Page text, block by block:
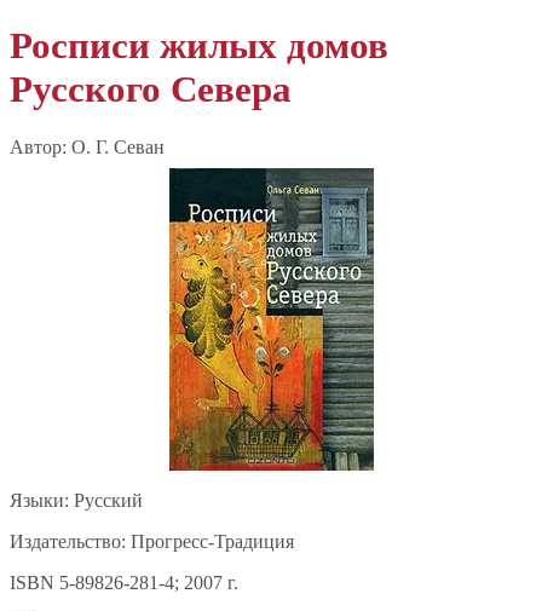
Росписи жилых домов
Русского Севера
Автор: О. Г. Севан
Языки: Русский
Издательство: Прогресс-Традиция
ISBN 5-89826-281-4; 2007 г.